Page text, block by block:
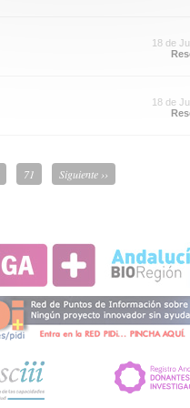
18 de
18 de
71 Siguiente ››